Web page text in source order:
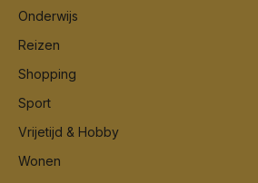
Onderwijs
Reizen
Shopping
Sport
Vrijetijd & Hobby
Wonen